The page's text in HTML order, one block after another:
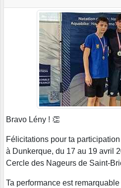
Bravo Lény ! 👏
Félicitations pour ta
à Dunkerque, du 17 au 19 avril
Cercle des Nageurs de Saint-
Ta performance est